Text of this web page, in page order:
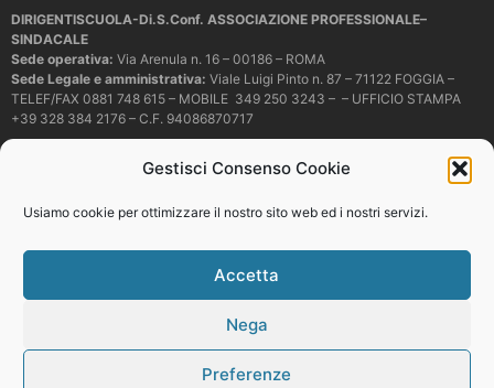
Gestisci Consenso Cookie
Usiamo cookie per ottimizzare il nostro sito web ed i nostri servizi.
Accetta
Nega
Preferenze
DIRIGENTISCUOLA-Di.S.Conf. ASSOCIAZIONE PROFESSIONALE–
SINDACALE
Sede operativa: Via Arenula n. 16 – 00186 – ROMA
Sede Legale e amministrativa: Viale Luigi Pinto n. 87 – 71122 FOGGIA –
TELEF/FAX 0881 748 615 – MOBILE 349 250 3243 – – UFFICIO STAMPA
+39 328 384 2176 – C.F. 94086870717
dirigentiscuola@pec.it
copiare o riprodurre in alcun modo i contenuti presenti in questo sito se non